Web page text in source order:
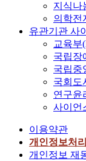
지식나
의학전
유관기관 사
교육부
국립장
국립중
국회도
연구윤
사이언
이용약관
개인정보처
개인정보 재